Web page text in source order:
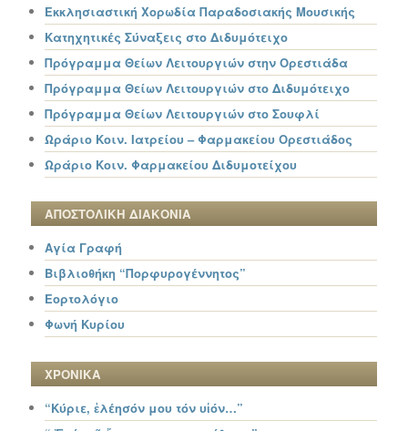
Εκκλησιαστική Χορωδία Παραδοσιακής Μουσικής
Κατηχητικές Σύναξεις στο Διδυμότειχο
Πρόγραμμα Θείων Λειτουργιών στην Ορεστιάδα
Πρόγραμμα Θείων Λειτουργιών στο Διδυμότειχο
Πρόγραμμα Θείων Λειτουργιών στο Σουφλί
Ωράριο Κοιν. Ιατρείου – Φαρμακείου Ορεστιάδος
Ωράριο Κοιν. Φαρμακείου Διδυμοτείχου
ΑΠΟΣΤΟΛΙΚΗ ΔΙΑΚΟΝΙΑ
Αγία Γραφή
Βιβλιοθήκη “Πορφυρογέννητος”
Εορτολόγιο
Φωνή Κυρίου
ΧΡΟΝΙΚΑ
“Κύριε, ἐλέησόν μου τόν υἱόν…”